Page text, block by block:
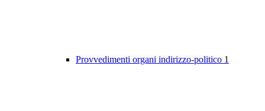
Provvedimenti organi indirizzo-politico 1